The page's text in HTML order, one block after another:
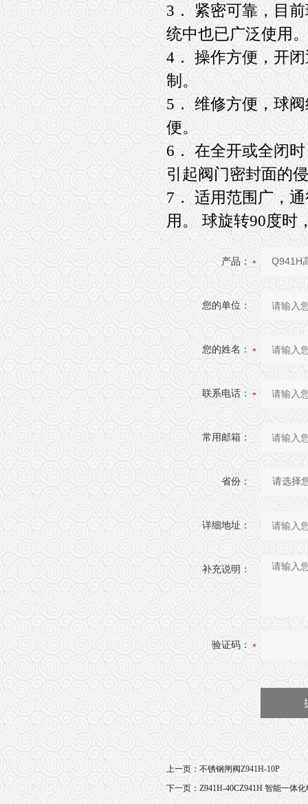
3． 紧密可靠，目
统中也已广泛使用。
4． 操作方便，开
制。
5． 维修方便，球
便。
6． 在全开或全闭
引起阀门密封面的
7． 适用范围广，
用。 球旋转90度时
产品：
您的单位：
您的姓名：
联系电话：
常用邮箱：
省份：
详细地址：
补充说明：
验证码：
上一页： 不锈钢闸阀Z941H-10P
下一页： Z941H-40CZ941H 智能一体